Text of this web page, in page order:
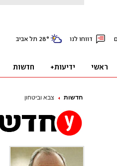
חדשות צבא וביטחון